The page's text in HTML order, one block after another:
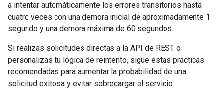
a intentar automáticamente los errores transitorios hasta
cuatro veces con una demora inicial de aproximadamente 1
segundo y una demora máxima de 60 segundos.
Si realizas solicitudes directas a la API de REST o
personalizas tu lógica de reintento, sigue estas prácticas
recomendadas para aumentar la probabilidad de una
solicitud exitosa y evitar sobrecargar el servicio: